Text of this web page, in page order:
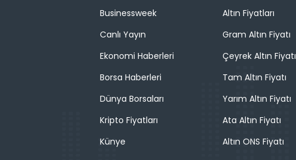
Businessweek
Canlı Yayın
Ekonomi Haberleri
Borsa Haberleri
Dünya Borsaları
Kripto Fiyatları
Künye
Altın Fiyatları
Gram Altın Fiyatı
Çeyrek Altın Fiyatı
Tam Altın Fiyatı
Yarım Altın Fiyatı
Ata Altın Fiyatı
Altın ONS Fiyatı